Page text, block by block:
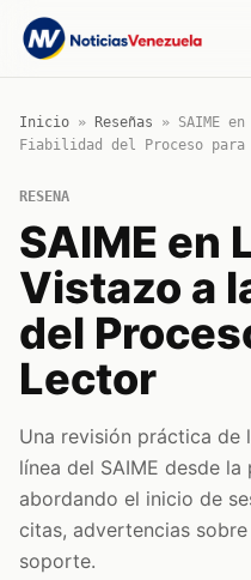
Inicio » Reseñas » SAIME
Fiabilidad del Proceso
RESENA
SAIME en
Vistazo a
del
Lector
Una revisión práctica de
línea del SAIME desde
abordando el inicio de
citas, advertencias
soporte.